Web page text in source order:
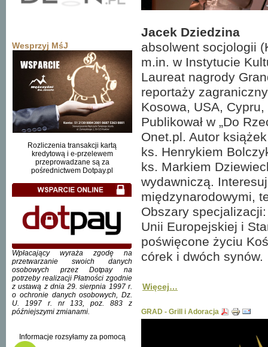
Wesprzyj MśJ
Rozliczenia transakcji kartą
kredytową i e-przelewem
przeprowadzane są za
pośrednictwem Dotpay.pl
Wpłacający wyraża zgodę na
przetwarzanie swoich danych
osobowych przez Dotpay na
potrzeby realizacji Płatności zgodnie
z ustawą z dnia 29. sierpnia 1997 r.
o ochronie danych osobowych, Dz.
U. 1997 r. nr 133, poz. 883 z
późniejszymi zmianami.
Informacje rozsyłamy za pomocą
Jacek Dziedzina
absolwent socjologii
m.in. w Instytucie
Laureat nagrody
reportaży
Kosowa, USA,
Publikował w „Do
Onet.pl. Autor
ks. Henrykiem
ks. Markiem
wydawniczą.
międzynarodowymi,
Obszary
Unii Europejskiej i
poświęcone życiu
córek i dwóch synów.
Więcej…
GRAD - Grill i Adoracja